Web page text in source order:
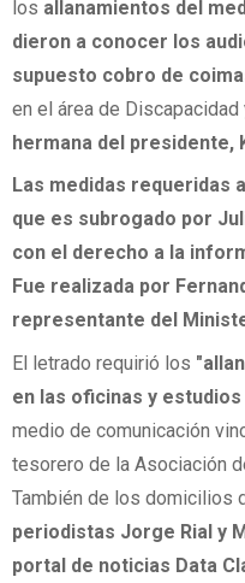
los allanamientos del
dieron a conocer los
supuesto cobro de
en el área de Discapacidad
hermana del presidente,
Las medidas requeridas
que es subrogado por
con el derecho a la
Fue realizada por
representante del
El letrado requirió los
en las oficinas y
medio de comunicación
tesorero de la Asociación
También de los domicilios
periodistas Jorge Rial y
portal de noticias Data